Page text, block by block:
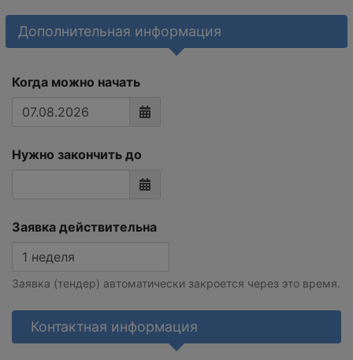
Дополнительная информация
Когда можно начать
Нужно закончить до
Заявка действительна
Заявка (тендер) автоматически закроется через это время.
Контактная информация